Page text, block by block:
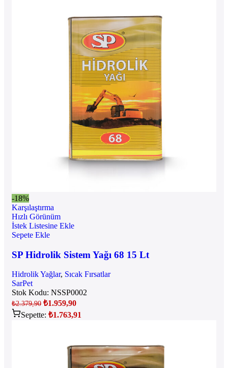
-18%
Karşılaştırma
Hızlı Görünüm
İstek Listesine Ekle
Sepete Ekle
SP Hidrolik Sistem Yağı 68 15 Lt
Hidrolik Yağlar, Sıcak Fırsatlar
SarPet
Stok Kodu: NSSP0002
₺2.379,90 ₺1.959,90
Sepette: ₺1.763,91